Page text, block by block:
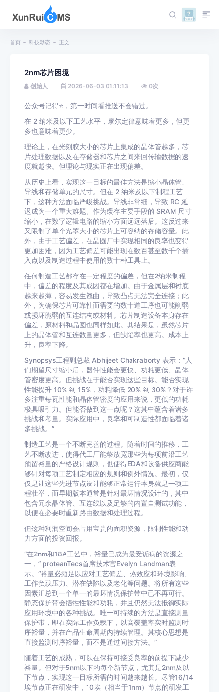
首页 科技动态 正文
2nm芯片困境
创始人 2026-06-03 01:11:13 0次
公众号记得⭐️，第一时间看推送不会错过。
在 2 纳米及以下工艺水平，摩尔定律意味着更多，但更
多也意味着更少。
理论上，在光刻胶大小的芯片上集成的晶体管越多，芯
片处理数据以及在存储器和芯片之间来回传输数据的速
度就越快。但理论与现实正在出现偏差。
从历史上看，实现这一目标的最佳方法是缩小晶体管、
导线和存储单元的尺寸。但在 2 纳米及以下制程工艺
下，这种方法面临严峻挑战。导线非常细，导致 RC 延
迟成为一个重大难题。作为缓存主要手段的 SRAM 尺寸
缩小，在数字逻辑电路的缩小方面远远落后。这反过来
又限制了单个光罩大小的芯片上可容纳的存储容量。此
外，由于工艺偏差，在晶圆厂中实现相同的良率也变得
更加困难，因为工艺偏差可能出现在数百甚至数千个插
入点以及制造过程中使用的数十种工具上。
任何制造工艺都存在一定程度的偏差，但在2纳米制程
中，偏差的程度及其成因都在增加。由于金属层和衬底
越来越薄，容易发生翘曲，导致凸点无法完全连接；此
外，为确保芯片可靠性而需要的数十道工序也可能削弱
或损坏脆弱的互连结构或材料。芯片制造设备本身存在
偏差，原材料和晶圆也同样如此。其结果是，虽然芯片
上的晶体管和互连数量更多，但缺陷率也更高。成本上
升，良率下降。
Synopsys工程副总裁 Abhijeet Chakraborty 表示：“人
们期望尺寸缩小后，器件性能会更快、功耗更低、晶体
管密度更高。但挑战在于能否实现这些目标。能否实现
性能提升 10% 到 15%，功耗降低 20% 到 30%？对于许
多注重每瓦性能和晶体管密度的应用来说，更低的功耗
极具吸引力。但能否做到这一点呢？这其中蕴含着诸多
挑战和考量。实际应用中，良率和可制造性都面临着诸
多挑战。”
制造工艺是一个不断完善的过程。随着时间的推移，工
艺不断改进，使得代工厂能够放宽那些为每项前沿工艺
预留裕量的严格设计规则，也使得EDA和设备供应商能
够针对每项工艺制定相应的规则和例外情况。最初，仅
仅是让这些先进节点设计能够正常运行本身就是一项工
程壮举，而早期版本通常是针对最坏情况设计的，其中
包含冗余晶体管、互连线以及足够的内置自测试功能，
以便在必要时重新路由数据和处理过程。
但这种利润空间会占用宝贵的面积资源，限制性能和动
力方面的投资回报。
“在2nm和18A工艺中，裕量已成为最受诟病的资源之
一，” proteanTecs首席技术官Evelyn Landman表
示。“裕量必须足以应对工艺偏差、热效应和环境影响、
工作负载压力、潜在缺陷以及老化等问题。将所有这些
因素汇总到一个单一的最坏情况保护带中已不再可行。
静态保护带会牺牲性能和功耗，并且仍然无法抵御实际
应用环境中的各种挑战。唯一可持续的方法是直接测量
保护带，即在实际工作负载下，以高覆盖率实时监测时
序裕量，并在产品生命周期内持续管理。其核心思想是
直接监测时序裕量，而不是通过间接方法。”
随着工艺的成熟，可以在保持可接受良率的前提下减少
裕量。但对于5nm以下的每个新节点，尤其是2nm及以
下节点，实现这一目标所需的时间越来越长。尽管16/14
埃节点正在研发中，10埃（相当于1nm）节点的研发工